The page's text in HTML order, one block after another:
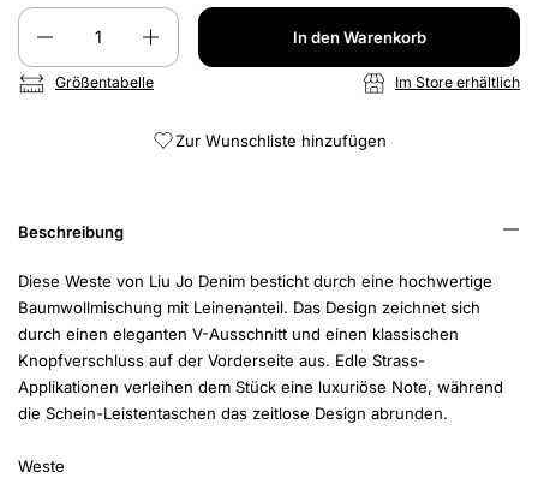
Anzahl
In den Warenkorb
Größentabelle Im Store erhältlich
Zur Wunschliste hinzufügen
Beschreibung
Diese Weste von Liu Jo Denim besticht durch eine hochwertige
Baumwollmischung mit Leinenanteil. Das Design zeichnet sich
durch einen eleganten V-Ausschnitt und einen klassischen
Knopfverschluss auf der Vorderseite aus. Edle Strass-
Applikationen verleihen dem Stück eine luxuriöse Note, während
die Schein-Leistentaschen das zeitlose Design abrunden.
Weste